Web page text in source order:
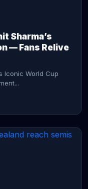
Sharma’s
— Fans Relive
Iconic World Cup